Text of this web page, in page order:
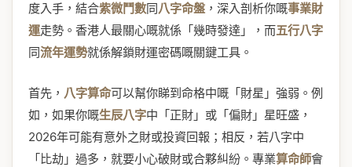
度入手，結合紫微鬥數同八字命盤 ，深入剖析你嘅事業財
運走勢。香港人最關心嘅就係「幾時發達」，而五行八字
同流年運勢就係解鎖財運密碼嘅關鍵工具。
首先， 八字算命可以幫你睇到命格中嘅「財星」強弱。例
如，如果你嘅生辰八字中「正財」或「偏財」星旺盛，
2026年可能有意外之財或投資回報；相反，若八字中
「比劫」過多，就要小心破財或合夥糾紛。專業算命師會